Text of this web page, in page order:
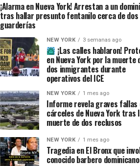
¡Alarma en Nueva York! Arrestan a un
tras hallar presunto fentanilo cerca de dos
guarderías
NEW YORK 3 semanas ago
¡Las calles hablaron!
en Nueva York por la muerte
dos inmigrantes durante
operativos del ICE
NEW YORK 1 mes ago
Informe revela graves fallas
cárceles de Nueva York tras
muerte de dos reclusos
NEW YORK 1 mes ago
Tragedia en El Bronx que
conocido barbero dominicano